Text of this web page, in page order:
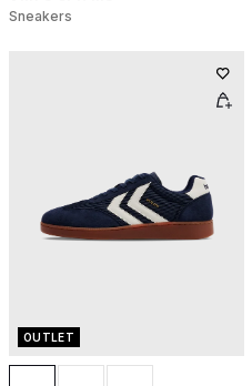
Sneakers
OUTLET